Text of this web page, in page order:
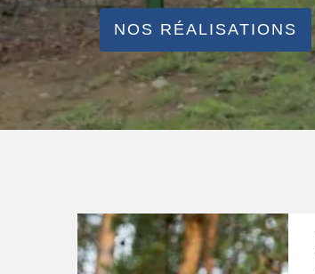
NOS RÉALISATIONS